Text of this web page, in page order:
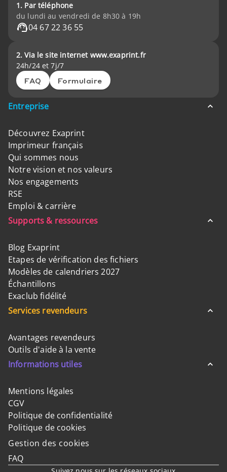
1. Par téléphone
du lundi au vendredi de 8h30 à 19h
04 67 22 36 55
2. Via le site internet www.exaprint.fr
24h/24 et 7j/7
FAQ Formulaire
Entreprise
Découvrez Exaprint
Imprimeur français
Qui sommes nous
Notre vision et nos valeurs
Nos engagements
RSE
Emploi & carrière
Supports & ressources
Blog Exaprint
Etapes de vérification des fichiers
Modèles de calendriers 2027
Échantillons
Exaclub fidélité
Services revendeurs
Avantages revendeurs
Outils d'aide à la vente
Informations utiles
Mentions légales
CGV
Politique de confidentialité
Politique de cookies
Gestion des cookies
FAQ